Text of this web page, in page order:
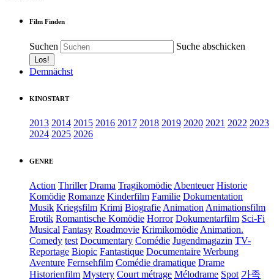
Film Finden
Suchen Suche abschicken
Demnächst
KINOSTART
2013 2014 2015 2016 2017 2018 2019 2020 2021 2022 2023
2024 2025 2026
GENRE
Action Thriller Drama Tragikomödie Abenteuer Historie
Komödie Romanze Kinderfilm Familie Dokumentation
Musik Kriegsfilm Krimi Biografie Animation Animationsfilm
Erotik Romantische Komödie Horror Dokumentarfilm Sci-Fi
Musical Fantasy Roadmovie Krimikomödie Animation.
Comedy test Documentary Comédie Jugendmagazin TV-
Reportage Biopic Fantastique Documentaire Werbung
Aventure Fernsehfilm Comédie dramatique Drame
Historienfilm Mystery Court métrage Mélodrame Spot 가족